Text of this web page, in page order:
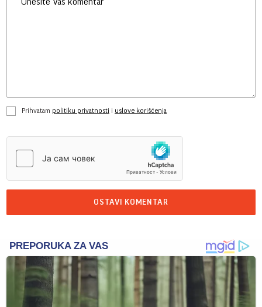
Prihvatam politiku privatnosti i uslove korišćenja
OSTAVI KOMENTAR